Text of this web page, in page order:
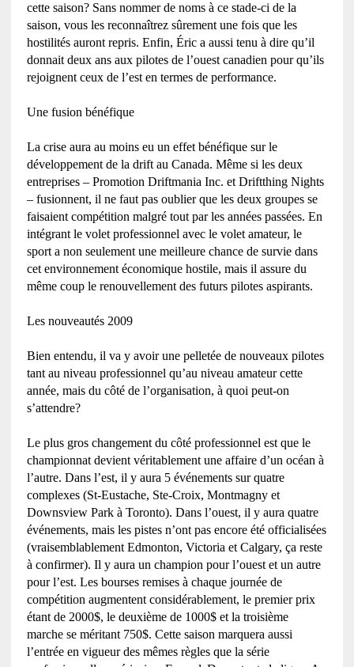
cette saison? Sans nommer de noms à ce stade-ci de la
saison, vous les reconnaîtrez sûrement une fois que les
hostilités auront repris. Enfin, Éric a aussi tenu à dire qu’il
donnait deux ans aux pilotes de l’ouest canadien pour qu’ils
rejoignent ceux de l’est en termes de performance.
Une fusion bénéfique
La crise aura au moins eu un effet bénéfique sur le
développement de la drift au Canada. Même si les deux
entreprises – Promotion Driftmania Inc. et Driftthing Nights
– fusionnent, il ne faut pas oublier que les deux groupes se
faisaient compétition malgré tout par les années passées. En
intégrant le volet professionnel avec le volet amateur, le
sport a non seulement une meilleure chance de survie dans
cet environnement économique hostile, mais il assure du
même coup le renouvellement des futurs pilotes aspirants.
Les nouveautés 2009
Bien entendu, il va y avoir une pelletée de nouveaux pilotes
tant au niveau professionnel qu’au niveau amateur cette
année, mais du côté de l’organisation, à quoi peut-on
s’attendre?
Le plus gros changement du côté professionnel est que le
championnat devient véritablement une affaire d’un océan à
l’autre. Dans l’est, il y aura 5 événements sur quatre
complexes (St-Eustache, Ste-Croix, Montmagny et
Downsview Park à Toronto). Dans l’ouest, il y aura quatre
événements, mais les pistes n’ont pas encore été officialisées
(vraisemblablement Edmonton, Victoria et Calgary, ça reste
à confirmer). Il y aura un champion pour l’ouest et un autre
pour l’est. Les bourses remises à chaque journée de
compétition augmentent considérablement, le premier prix
étant de 2000$, le deuxième de 1000$ et la troisième
marche se méritant 750$. Cette saison marquera aussi
l’entrée en vigueur des mêmes règles que la série